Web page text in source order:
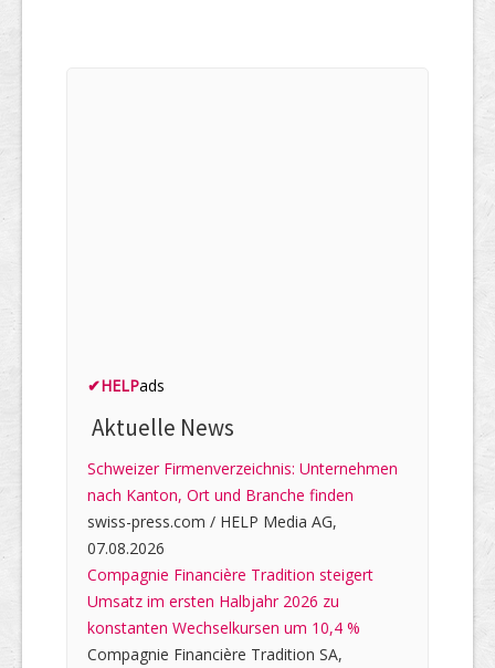
✔HELPads
Aktuelle News
Schweizer Firmenverzeichnis: Unternehmen
nach Kanton, Ort und Branche finden
swiss-press.com / HELP Media AG,
07.08.2026
Compagnie Financière Tradition steigert
Umsatz im ersten Halbjahr 2026 zu
konstanten Wechselkursen um 10,4 %
Compagnie Financière Tradition SA,